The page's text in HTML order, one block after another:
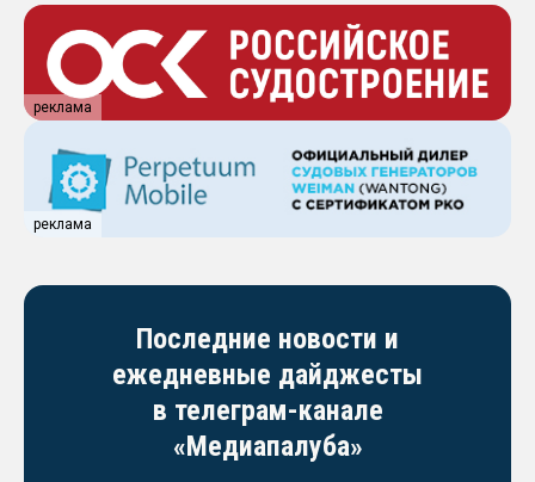
реклама
реклама
Последние новости и
ежедневные дайджесты
в телеграм-канале
«Медиапалуба»